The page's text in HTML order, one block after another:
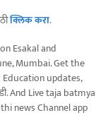
क्लिक करा.
Esakal and
Mumbai. Get the
Education updates,
And Live taja batmya
news Channel app